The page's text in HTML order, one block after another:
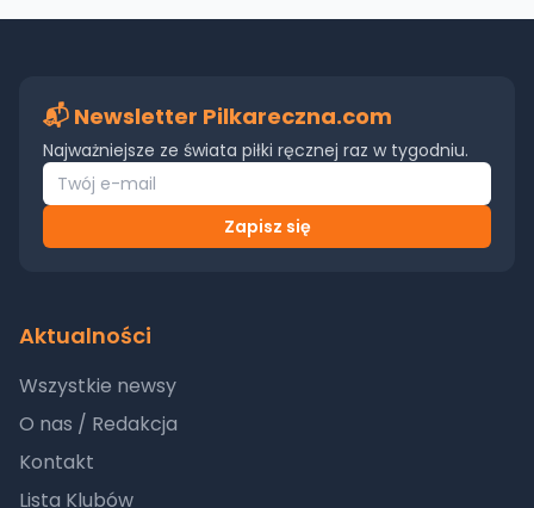
📬 Newsletter Pilkareczna.com
Najważniejsze ze świata piłki ręcznej raz w tygodniu.
Zapisz się
Aktualności
Wszystkie newsy
O nas / Redakcja
Kontakt
Lista Klubów